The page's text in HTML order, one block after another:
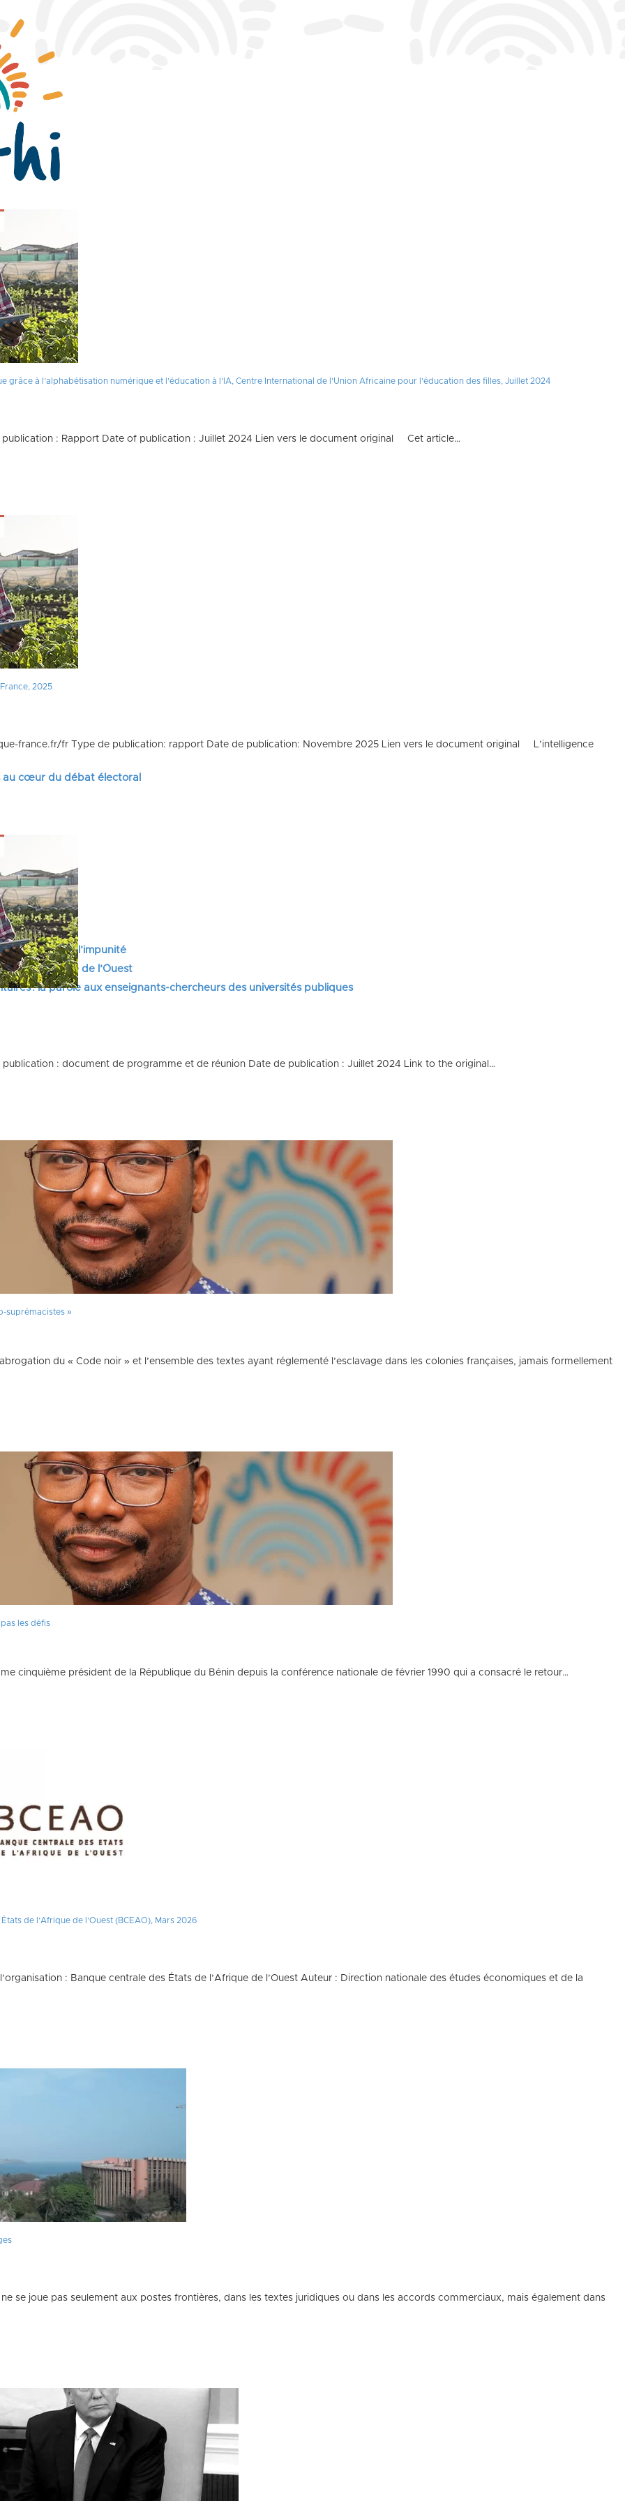
au cœur du débat électoral
et lutte contre l’impunité
en Afrique de l’Ouest
: la parole aux enseignants-chercheurs des universités publiques
à l’alphabétisation numérique et l’éducation à l’IA, Centre International de l’Union Africaine pour l’éducation des filles, Juillet 2024
: Rapport Date of publication : Juillet 2024 Lien vers le document original Cet article…
2025
france.fr/fr Type de publication: rapport Date de publication: Novembre 2025 Lien vers le document original L’intelligence
: document de programme et de réunion Date de publication : Juillet 2024 Link to the original…
suprémacistes »
du « Code noir » et l’ensemble des textes ayant réglementé l’esclavage dans les colonies françaises, jamais formellement
les défis
cinquième président de la République du Bénin depuis la conférence nationale de février 1990 qui a consacré le retour…
de l’Afrique de l’Ouest (BCEAO), Mars 2026
: Banque centrale des États de l’Afrique de l’Ouest Auteur : Direction nationale des études économiques et de la
se joue pas seulement aux postes frontières, dans les textes juridiques ou dans les accords commerciaux, mais également dans